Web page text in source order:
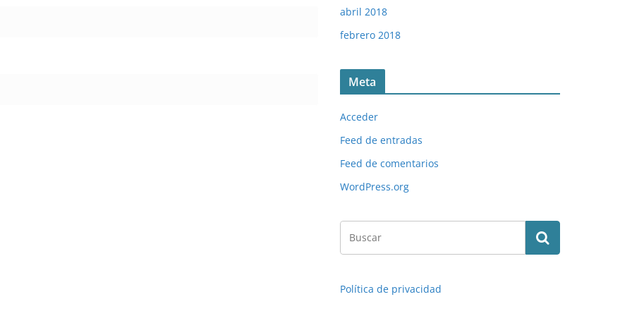
abril 2018
febrero 2018
Meta
Acceder
Feed de entradas
Feed de comentarios
WordPress.org
Política de privacidad